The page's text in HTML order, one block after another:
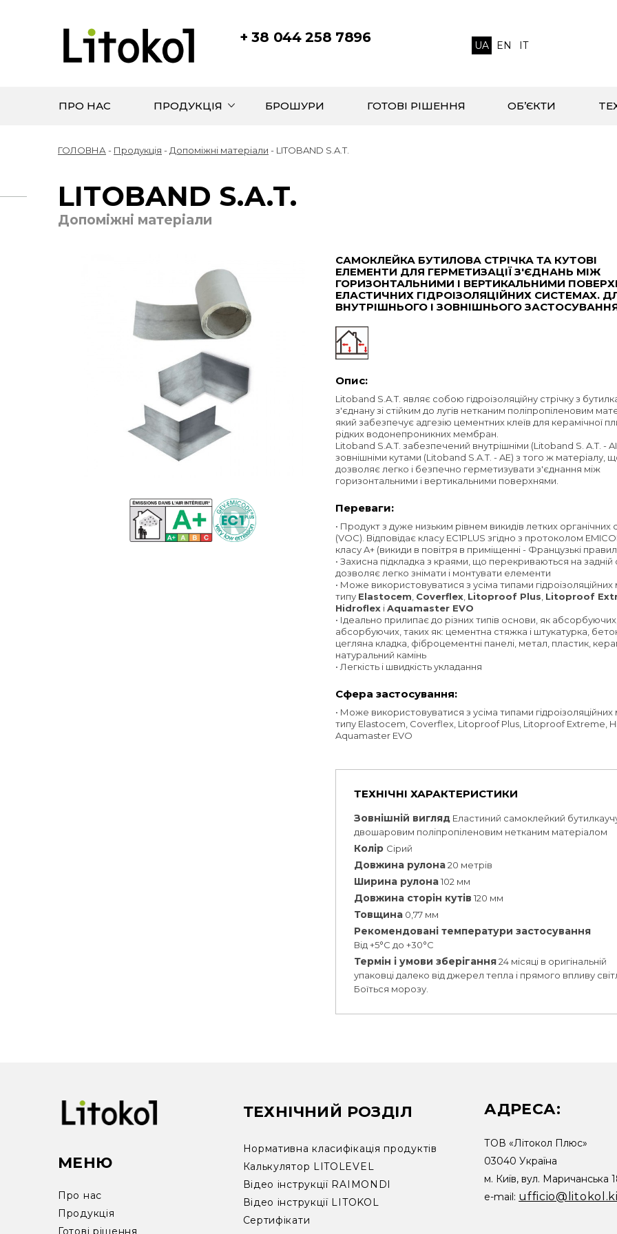
+ 38 044 258 7896
UA EN IT
ПРО НАС ПРОДУКЦІЯ БРОШУРИ ГОТОВІ РІШЕННЯ ОБ’ЄКТИ
ГОЛОВНА - Продукція - Допоміжні матеріали - LITOBAND S.A.T.
LITOBAND S.A.T.
Допоміжні матеріали
САМОКЛЕЙКА БУТИЛОВА СТРІЧКА ТА КУТОВІ
ЕЛЕМЕНТИ ДЛЯ ГЕРМЕТИЗАЦІЇ З'ЄДНАНЬ МІЖ
ГОРИЗОНТАЛЬНИМИ І ВЕРТИКАЛЬНИМИ
ЕЛАСТИЧНИХ ГІДРОІЗОЛЯЦІЙНИХ СИСТЕМАХ.
ВНУТРІШНЬОГО І ЗОВНІШНЬОГО
Опис:
Litoband S.A.T. являє собою гідроізоляційну стрічку з
з'єднану зі стійким до лугів нетканим поліпропіленовим
який забезпечує адгезію цементних клеїв для керамічної
рідких водонепроникних мембран.
Litoband S.A.T. забезпечений внутрішніми (Litoband S. A.T. -
зовнішніми кутами (Litoband S.A.T. - AE) з того ж матеріалу,
дозволяє легко і безпечно герметизувати з'єднання між
горизонтальними і вертикальними поверхнями.
Переваги:
• Продукт з дуже низьким рівнем викидів летких органічних
(VOC). Відповідає класу EC1PLUS згідно з протоколом
класу A+ (викиди в повітря в приміщенні - Французькі
• Захисна підкладка з краями, що перекриваються на задній
дозволяє легко знімати і монтувати елементи
• Може використовуватися з усіма типами
типу Elastocem Coverflex Litoproof Plus Litoproof
Hidroflex іAquamaster EVO
• Ідеально прилипає до різних типів основи, як абсорбуючих,
абсорбуючих, таких як: цементна стяжка і штукатурка,
цегляна кладка, фіброцементні панелі, метал, пластик,
натуральний камінь
• Легкість і швидкість укладання
Сфера застосування:
• Може використовуватися з усіма типами
типу Elastocem, Coverflex, Litoproof Plus, Litoproof Extreme,
Aquamaster EVO
ТЕХНІЧНІ ХАРАКТЕРИСТИКИ
Зовнішній вигляд Еластиний самоклейкий
двошаровим поліпропіленовим нетканим матеріалом
Колір Сірий
Довжина рулона20 метрів
Ширина рулона102 мм
Довжина сторін кутів 120 мм
Товщина 0,77 мм
Рекомендовані температури застосування
Від +5°C до +30°C
Термін і умови зберігання24 місяці в оригінальній
упаковці далеко від джерел тепла і прямого впливу
Боїться морозу.
МЕНЮ
Про нас
Продукція
Готові рішення
ТЕХНІЧНИЙ РОЗДІЛ
Нормативна класифікація продуктів
Калькулятор LITOLEVEL
Відео інструкції RAIMONDI
Відео інструкції LITOKOL
Сертифікати
АДРЕСА:
ТОВ «Літокол Плюс»
03040 Україна
м. Київ, вул. Маричанська
e-mail: